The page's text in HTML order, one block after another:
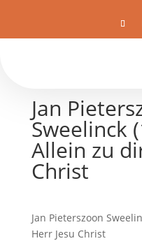
Jan
Sweelinck
Allein zu
Christ
Jan Pieterszoon
Herr Jesu Christ